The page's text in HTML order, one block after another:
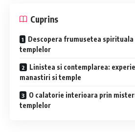
Cuprins
Descopera frumusetea
templelor
Linistea si contemplarea:
manastiri si temple
O calatorie interioara prin
templelor